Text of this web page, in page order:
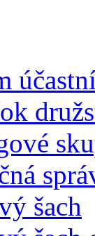
šach